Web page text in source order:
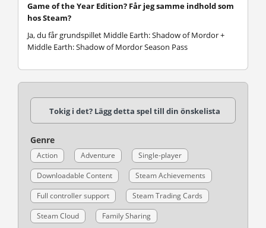
Game of the Year Edition? Får jeg samme indhold som
hos Steam?
Ja, du får grundspillet Middle Earth: Shadow of Mordor +
Middle Earth: Shadow of Mordor Season Pass
Tokig i det? Lägg detta spel till din önskelista
Genre
Action Adventure
Single-player
Downloadable Content
Steam Achievements
Full controller support
Steam Trading Cards
Steam Cloud
Family Sharing